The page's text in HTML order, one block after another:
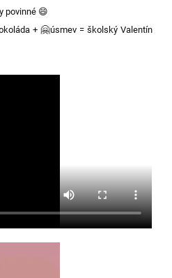
povinné 😄
+ 🤗úsmev = školský Valentín